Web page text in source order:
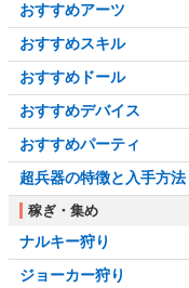
おすすめアーツ
おすすめスキル
おすすめドール
おすすめデバイス
おすすめパーティ
超兵器の特徴と入手方法
稼ぎ・集め
ナルキー狩り
ジョーカー狩り